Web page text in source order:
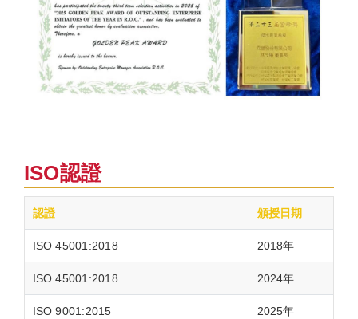
ISO認證
認證 頒授日期
ISO 45001:2018 2018年
ISO 45001:2018 2024年
ISO 9001:2015 2025年